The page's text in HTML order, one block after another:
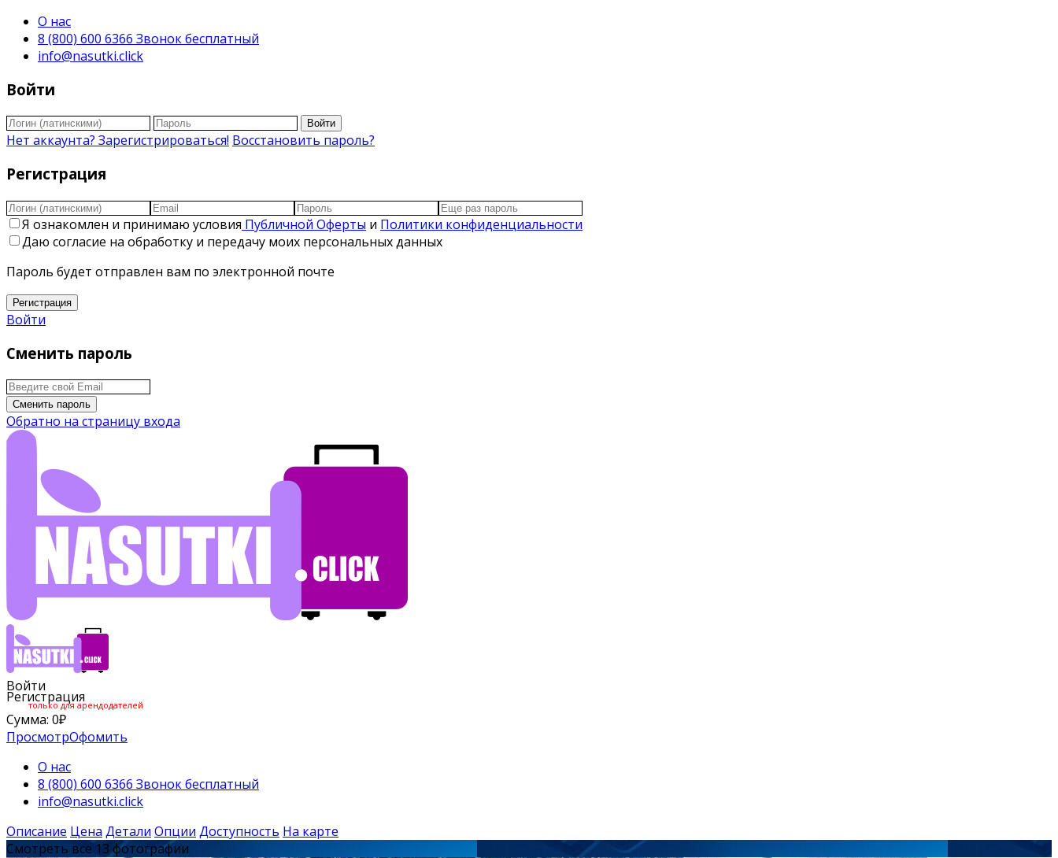
О нас
8 (800) 600 6366 Звонок бесплатный
info@nasutki.click
Войти
Войти
Нет аккаунта? Зарегистрироваться! Восстановить пароль?
Регистрация
Я ознакомлен и принимаю условия Публичной Оферты и Политики конфиденциальности
Даю согласие на обработку и передачу моих персональных данных
Пароль будет отправлен вам по электронной почте
Регистрация
Войти
Сменить пароль
Сменить пароль
Обратно на страницу входа
Войти
Регистрация
только для арендодателей
Сумма: 0₽
ПросмотрОфомить
О нас
8 (800) 600 6366 Звонок бесплатный
info@nasutki.click
Описание Цена Детали Опции Доступность На карте
Смотреть все 13 фотографии